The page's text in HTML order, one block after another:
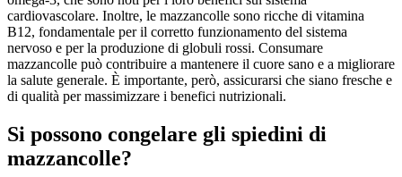
cardiovascolare. Inoltre, le mazzancolle sono ricche di vitamina
B12, fondamentale per il corretto funzionamento del sistema
nervoso e per la produzione di globuli rossi. Consumare
mazzancolle può contribuire a mantenere il cuore sano e a migliorare
la salute generale. È importante, però, assicurarsi che siano fresche e
di qualità per massimizzare i benefici nutrizionali.
Si possono congelare gli spiedini di
mazzancolle?